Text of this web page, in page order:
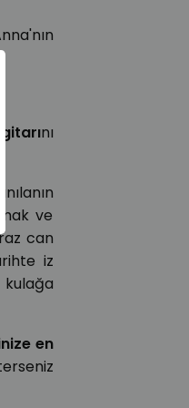
gitarını
ve
can
iz
kulağa
en